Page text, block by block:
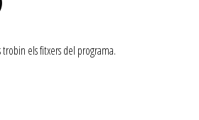
els fitxers del programa.